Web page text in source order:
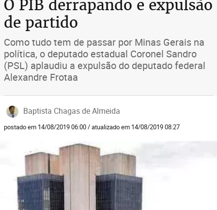
O PIB derrapando e expulsão
de partido
Como tudo tem de passar por Minas Gerais na
política, o deputado estadual Coronel Sandro
(PSL) aplaudiu a expulsão do deputado federal
Alexandre Frotaa
Baptista Chagas de Almeida
postado em 14/08/2019 06:00 / atualizado em 14/08/2019 08:27